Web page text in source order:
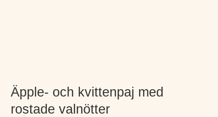
Äpple- och kvittenpaj med
rostade valnötter